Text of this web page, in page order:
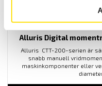
Alluris Digital
Alluris CTT-200-serien är
snabb manuell
maskinkomponenter eller